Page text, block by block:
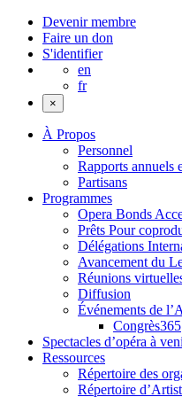
Devenir membre
Faire un don
S'identifier
en
fr
×
À Propos
Personnel
Rapports annuels
Partisans
Programmes
Opera Bonds
Prêts Pour
Délégations
Avancement du
Réunions
Diffusion
Événements de
Congrès365
Spectacles d’opéra à
Ressources
Répertoire des
Répertoire